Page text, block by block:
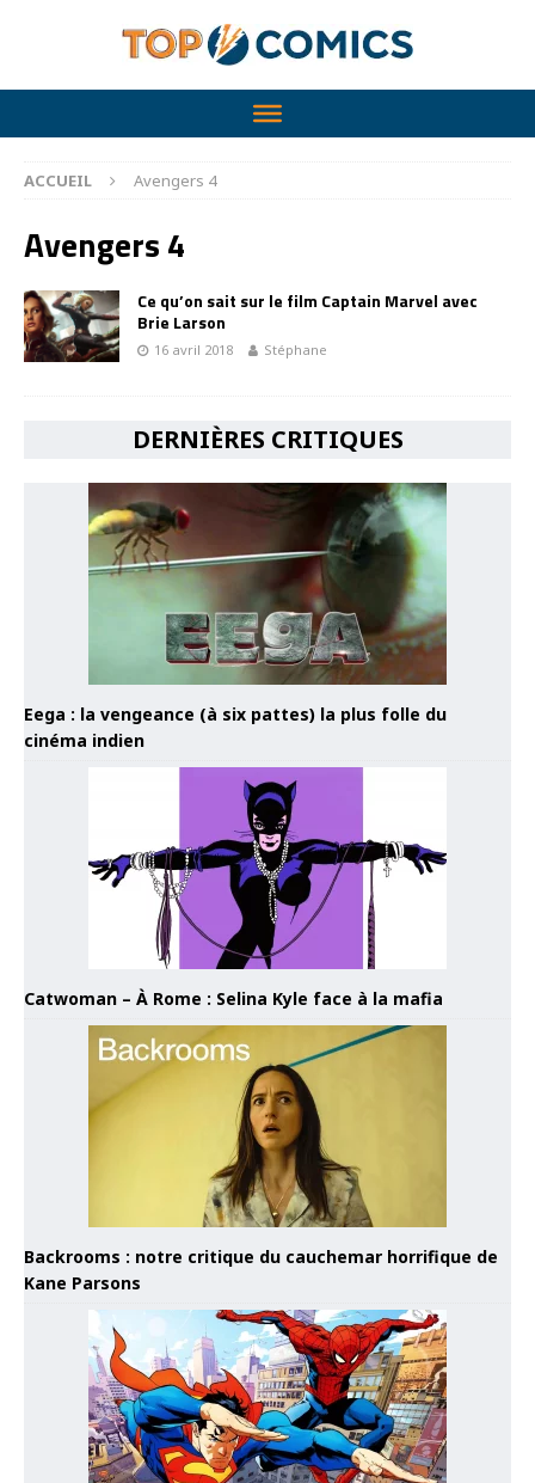
ACCUEIL Avengers 4
Avengers 4
Ce qu’on sait sur le film Captain Marvel avec
Brie Larson
16 avril 2018 Stéphane
DERNIÈRES CRITIQUES
Eega : la vengeance (à six pattes) la plus folle du
cinéma indien
Catwoman – À Rome : Selina Kyle face à la mafia
Backrooms : notre critique du cauchemar horrifique de
Kane Parsons